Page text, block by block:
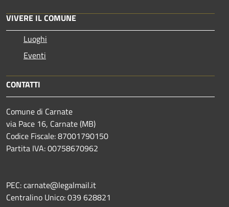
VIVERE IL COMUNE
Luoghi
Eventi
CONTATTI
Comune di Carnate
via Pace 16, Carnate (MB)
Codice Fiscale: 87001790150
Partita IVA: 00758670962
PEC: carnate@legalmail.it
Centralino Unico: 039 628821